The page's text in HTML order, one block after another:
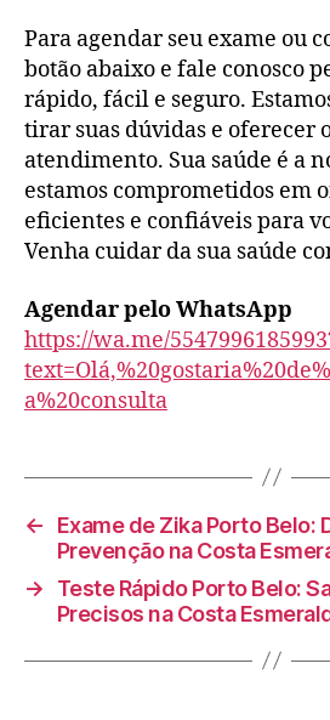
Para agendar seu exame ou
botão abaixo e fale conosco
rápido, fácil e seguro.
tirar suas dúvidas e oferecer
atendimento. Sua saúde é a
estamos comprometidos em
eficientes e confiáveis para
Venha cuidar da sua saúde
Agendar pelo WhatsApp
https://wa.me/
a%20consulta
←
Exame de Zika Porto Belo:
Prevenção na Costa
→
Teste Rápido Porto Belo:
Precisos na Costa